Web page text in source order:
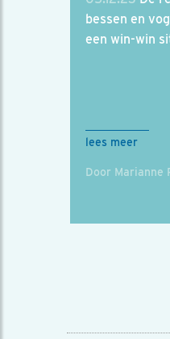
bessen en
een win-win
lees meer
Door Marianne